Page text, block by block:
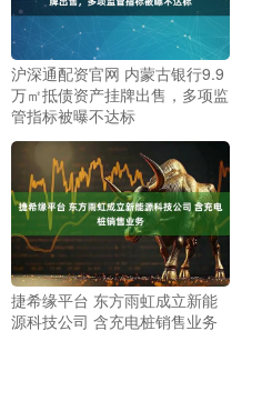
沪深通配资官网 内蒙古银行9.9
万㎡抵债资产挂牌出售，多项监
管指标被曝不达标
捷希缘平台 东方雨虹成立新能
源科技公司 含充电桩销售业务